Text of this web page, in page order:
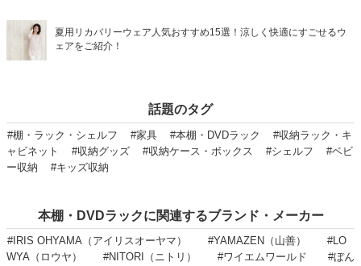
夏用リカバリーウェア人気おすすめ15選！涼しく快適にすごせるウ
ェアをご紹介！
話題のタグ
#棚・ラック・シェルフ #家具 #本棚・DVDラック
#収納ラック・キ
ャビネット
#収納グッズ #収納ケース・ボックス #シェルフ
#ベビ
ー収納
#キッズ収納
本棚・DVDラックに関連するブランド・メーカー
#IRIS OHYAMA（アイリスオーヤマ） #YAMAZEN（山善）
#LO
WYA（ロウヤ）
#NITORI（ニトリ） #ワイエムワールド
#ぼん